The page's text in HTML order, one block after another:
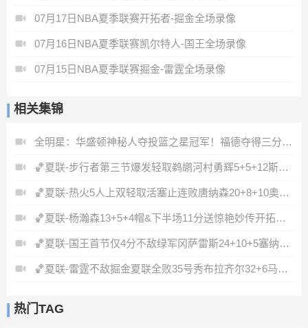
07月17日NBA夏季联赛开拓者-掘金全场录像
07月16日NBA夏季联赛凯尔特人-国王全场录像
07月15日NBA夏季联赛掘金-雷霆全场录像
相关集锦
全明星：华盛顿神秘人夺投篮之星冠军！福德夺得三分大赛冠军！
🏀夏联-步行者第三节爆发轻取鹈鹕河村勇辉5+5+12斯劳森22分
🏀夏联-热火5人上双轻取活塞止连败唐纳森20+8+10奥科里27分
🏀夏联-杨瀚森13+5+4帽&下半场11分送惊艳妙传开拓者力克掘金
🏀夏联-国王首节仅4分不敌绿军冈萨雷斯24+10+5塞纳克10+12
🏀夏联-雷霆不敌掘金夏联全败35号秀布拉齐尔32+6马拉14+7+6
热门TAG